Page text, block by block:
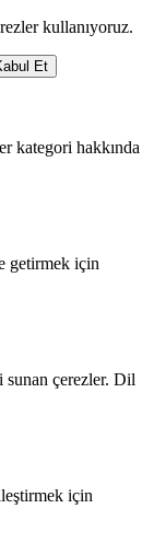
kullanıyoruz.
Et
kategori hakkında
getirmek için
sunan çerezler. Dil
için